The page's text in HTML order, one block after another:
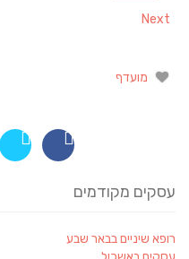
Next
מועדף
עסקים מקודמים
רופא שיניים בבאר שבע